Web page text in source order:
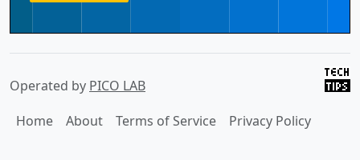
Operated by PICO LAB
Home
About Terms of Service Privacy Policy